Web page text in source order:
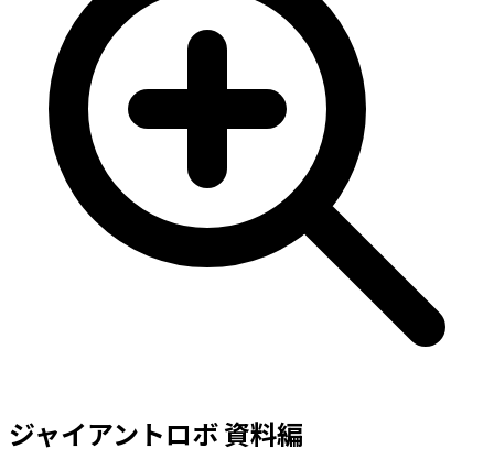
ジャイアントロボ 資料編